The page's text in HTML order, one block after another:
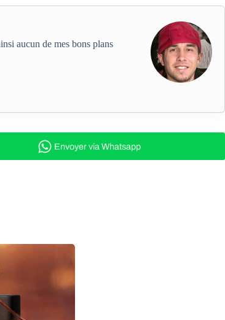
aucun de mes bons plans
Envoyervia Whatsapp